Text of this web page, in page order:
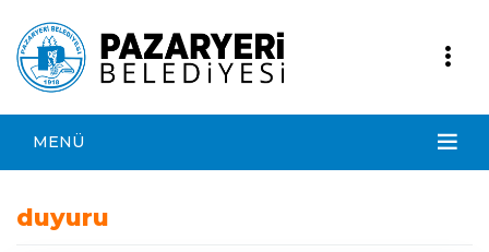
MENÜ
duyuru